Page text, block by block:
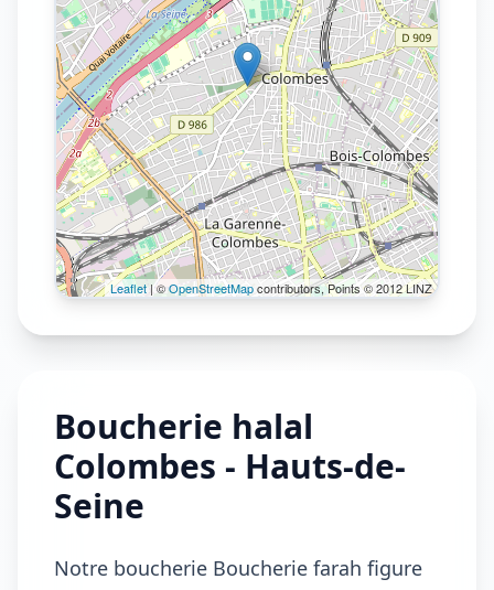
Leaflet | ©OpenStreetMapcontributors, Points © 2012 LINZ
Boucherie halal
Colombes - Hauts-de-
Seine
Notre boucherie Boucherie farah figure